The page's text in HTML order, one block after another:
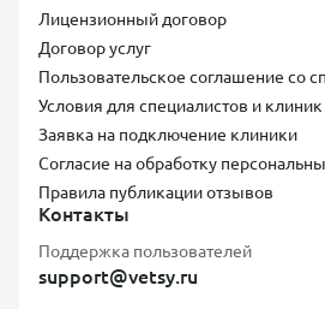
Лицензионный договор
Договор услуг
Пользовательское соглашение со
Условия для специалистов и клиник
Заявка на подключение клиники
Согласие на обработку
Правила публикации отзывов
Контакты
Поддержка пользователей
support@vetsy.ru